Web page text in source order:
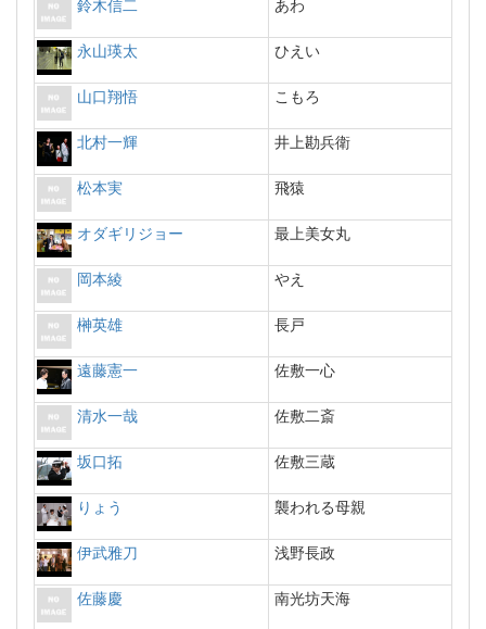
鈴木信二 あわ
永山瑛太 ひえい
山口翔悟 こもろ
北村一輝 井上勘兵衛
松本実 飛猿
オダギリジョー 最上美女丸
岡本綾 やえ
榊英雄 長戸
遠藤憲一 佐敷一心
清水一哉 佐敷二斎
坂口拓 佐敷三蔵
りょう 襲われる母親
伊武雅刀 浅野長政
佐藤慶 南光坊天海